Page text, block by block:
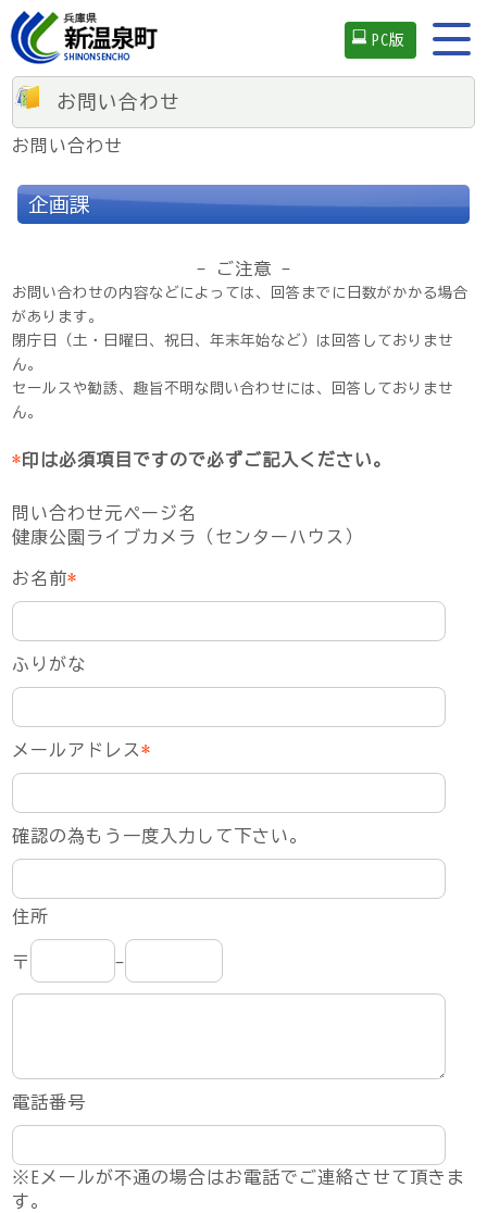
PC版
お問い合わせ
お問い合わせ
企画課
- ご注意 -
お問い合わせの内容などによっては、回答までに日数がかかる場合
があります。
閉庁日（土・日曜日、祝日、年末年始など）は回答しておりませ
ん。
セールスや勧誘、趣旨不明な問い合わせには、回答しておりませ
ん。
*印は必須項目ですので必ずご記入ください。
問い合わせ元ページ名
健康公園ライブカメラ（センターハウス）
お名前*
ふりがな
メールアドレス*
確認の為もう一度入力して下さい。
住所
〒 -
電話番号
※Eメールが不通の場合はお電話でご連絡させて頂きま
す。